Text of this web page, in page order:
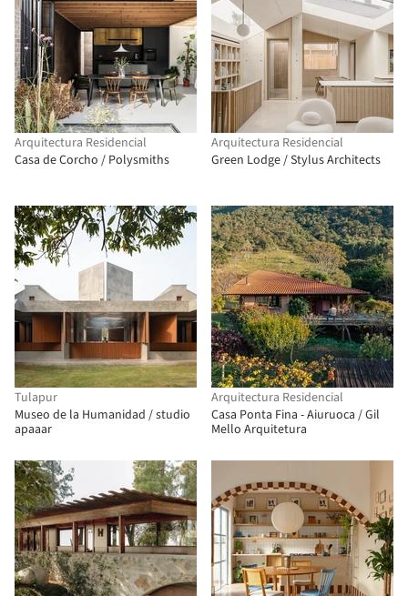
Arquitectura Residencial
Casa de Corcho / Polysmiths
Arquitectura Residencial
Green Lodge / Stylus Architects
Tulapur
Museo de la Humanidad / studio
apaaar
Arquitectura Residencial
Casa Ponta Fina - Aiuruoca / Gil
Mello Arquitetura